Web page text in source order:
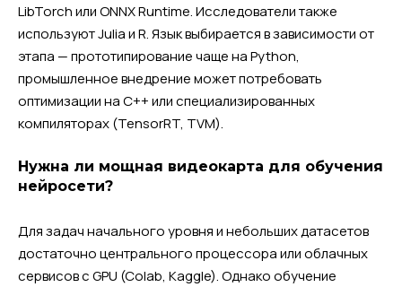
LibTorch или ONNX Runtime. Исследователи также
используют Julia и R. Язык выбирается в зависимости от
этапа — прототипирование чаще на Python,
промышленное внедрение может потребовать
оптимизации на C++ или специализированных
компиляторах (TensorRT, TVM).
Нужна ли мощная видеокарта для обучения
нейросети?
Для задач начального уровня и небольших датасетов
достаточно центрального процессора или облачных
сервисов с GPU (Colab, Kaggle). Однако обучение